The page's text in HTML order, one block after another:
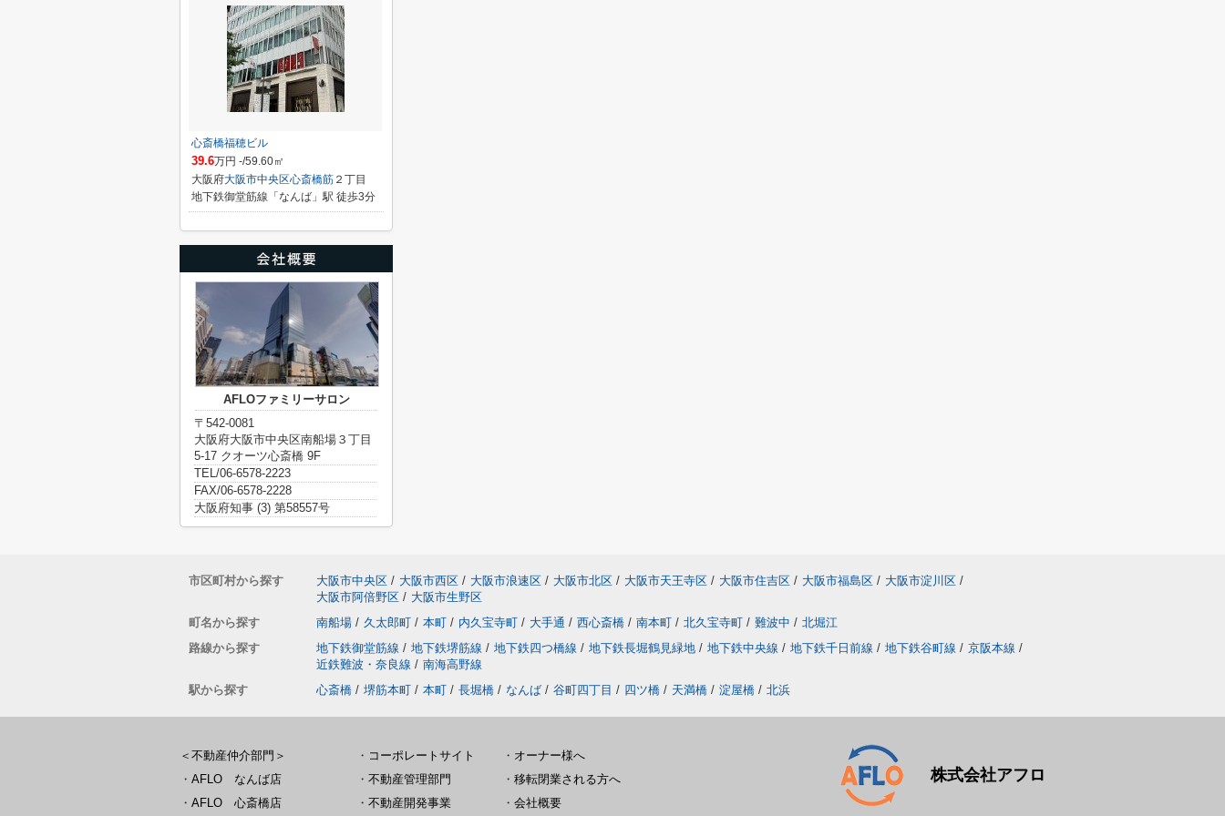
心斎橋福穂ビル
39.6万円 -/59.60㎡
大阪府大阪市中央区心斎橋筋 ２丁目
地下鉄御堂筋線「なんば」駅 徒歩3分
AFLOファミリーサロン
〒542-0081
大阪府大阪市中央区南船場３丁目
5-17 クオーツ心斎橋 9F
TEL/06-6578-2223
FAX/06-6578-2228
大阪府知事 (3) 第58557号
市区町村から探す 大阪市中央区 / 大阪市西区 / 大阪市浪速区 / 大阪市北区 / 大阪市天王寺区 / 大阪市住吉区 / 大阪市福島区 / 大阪市淀川区 /
大阪市阿倍野区 / 大阪市生野区
町名から探す
南船場 / 久太郎町 / 本町 / 内久宝寺町 / 大手通 / 西心斎橋 / 南本町 / 北久宝寺町 / 難波中 / 北堀江
路線から探す
地下鉄御堂筋線 / 地下鉄堺筋線 / 地下鉄四つ橋線 / 地下鉄長堀鶴見緑地 / 地下鉄中央線 / 地下鉄千日前線 / 地下鉄谷町線 / 京阪本線 /
近鉄難波・奈良線 / 南海高野線
駅から探す
心斎橋 / 堺筋本町 / 本町 / 長堀橋 / なんば / 谷町四丁目 / 四ツ橋 / 天満橋 / 淀屋橋 / 北浜
＜不動産仲介部門＞
・ AFLO なんば店
・ AFLO 心斎橋店
・ コーポレートサイト
・ 不動産管理部門
・ 不動産開発事業
・ オーナー様へ
・ 移転閉業される方へ
・ 会社概要
株式会社アフロ